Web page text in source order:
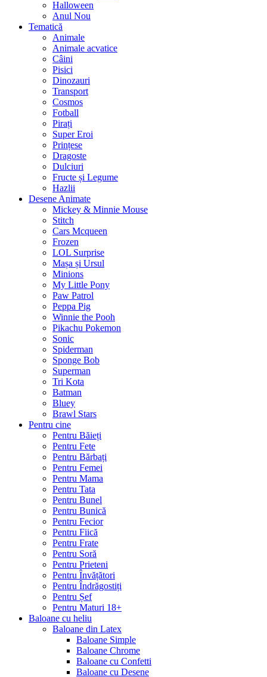
Halloween
Anul Nou
Tematică
Animale
Animale acvatice
Câini
Pisici
Dinozauri
Transport
Cosmos
Fotball
Pirați
Super Eroi
Prințese
Dragoste
Dulciuri
Fructe și Legume
Hazlii
Desene Animate
Mickey & Minnie Mouse
Stitch
Cars Mcqueen
Frozen
LOL Surprise
Mașa și Ursul
Minions
My Little Pony
Paw Patrol
Peppa Pig
Winnie the Pooh
Pikachu Pokemon
Sonic
Spiderman
Sponge Bob
Superman
Tri Kota
Batman
Bluey
Brawl Stars
Pentru cine
Pentru Băieți
Pentru Fete
Pentru Bărbați
Pentru Femei
Pentru Mama
Pentru Tata
Pentru Bunel
Pentru Bunică
Pentru Fecior
Pentru Fiică
Pentru Frate
Pentru Soră
Pentru Prieteni
Pentru Învățători
Pentru Îndrăgostiți
Pentru Șef
Pentru Maturi 18+
Baloane cu heliu
Baloane din Latex
Baloane Simple
Baloane Chrome
Baloane cu Confetti
Baloane cu Desene